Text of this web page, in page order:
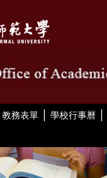
教務表單 | 學校行事曆 |